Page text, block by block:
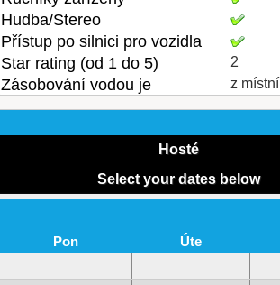
Hudba/Stereo
Přístup po silnici pro vozidla
Star rating (od 1 do 5)
2
Zásobování vodou je z
Hosté
Select your dates below
Pon Úte